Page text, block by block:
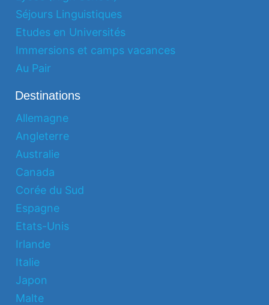
Séjours Linguistiques
Etudes en Universités
Immersions et camps vacances
Au Pair
Destinations
Allemagne
Angleterre
Australie
Canada
Corée du Sud
Espagne
Etats-Unis
Irlande
Italie
Japon
Malte